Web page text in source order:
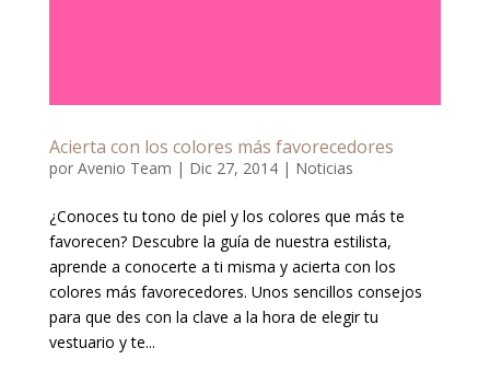
Acierta con los colores más favorecedores
por Avenio Team | Dic 27, 2014| Noticias
¿Conoces tu tono de piel y los colores que más te
favorecen? Descubre la guía de nuestra estilista,
aprende a conocerte a ti misma y acierta con los
colores más favorecedores. Unos sencillos consejos
para que des con la clave a la hora de elegir tu
vestuario y te...